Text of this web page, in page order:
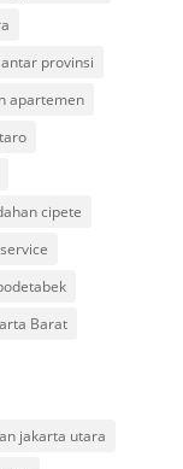
provinsi
apartemen
cipete
Barat
jakarta utara